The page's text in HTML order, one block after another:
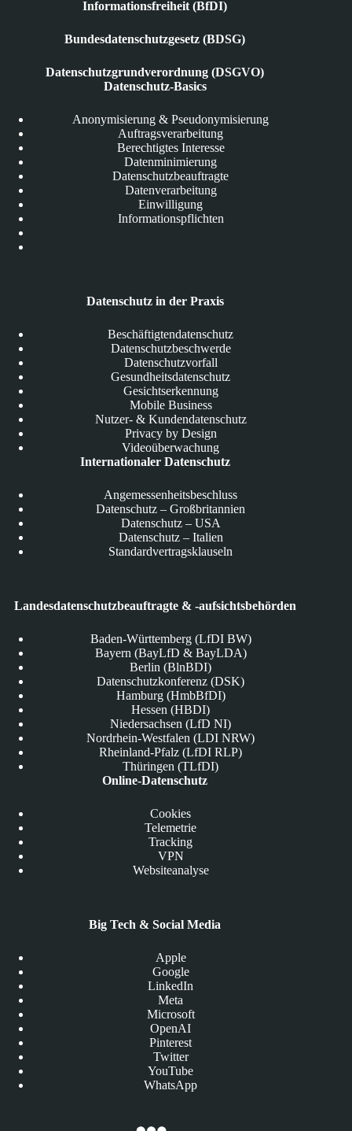
Informationsfreiheit (BfDI)
Bundesdatenschutzgesetz (BDSG)
Datenschutzgrundverordnung (DSGVO)
Datenschutz-Basics
Anonymisierung & Pseudonymisierung
Auftragsverarbeitung
Berechtigtes Interesse
Datenminimierung
Datenschutzbeauftragte
Datenverarbeitung
Einwilligung
Informationspflichten
Datenschutz in der Praxis
Beschäftigtendatenschutz
Datenschutzbeschwerde
Datenschutzvorfall
Gesundheitsdatenschutz
Gesichtserkennung
Mobile Business
Nutzer- & Kundendatenschutz
Privacy by Design
Videoüberwachung
Internationaler Datenschutz
Angemessenheitsbeschluss
Datenschutz – Großbritannien
Datenschutz – USA
Datenschutz – Italien
Standardvertragsklauseln
Landesdatenschutzbeauftragte & -aufsichtsbehörden
Baden-Württemberg (LfDI BW)
Bayern (BayLfD & BayLDA)
Berlin (BlnBDI)
Datenschutzkonferenz (DSK)
Hamburg (HmbBfDI)
Hessen (HBDI)
Niedersachsen (LfD NI)
Nordrhein-Westfalen (LDI NRW)
Rheinland-Pfalz (LfDI RLP)
Thüringen (TLfDI)
Online-Datenschutz
Cookies
Telemetrie
Tracking
VPN
Websiteanalyse
Big Tech & Social Media
Apple
Google
LinkedIn
Meta
Microsoft
OpenAI
Pinterest
Twitter
YouTube
WhatsApp